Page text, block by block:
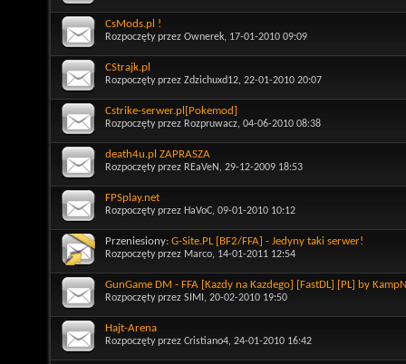
CsMods.pl !
Rozpoczęty przez Ownerek, 17-01-2010 09:09
CStrajk.pl
Rozpoczęty przez Zdzichuxd12, 22-01-2010 20:07
Cstrike-serwer.pl[Pokemod]
Rozpoczęty przez Rozpruwacz, 04-06-2010 08:38
death4u.pl ZAPRASZA
Rozpoczęty przez REaVeN , 29-12-2009 18:53
FPSplay.net
Rozpoczęty przez HaVoC, 09-01-2010 10:12
Przeniesiony: G-Site.PL [BF2/FFA] - Jedyny taki serwer!
Rozpoczęty przez Marco, 14-01-2011 12:54
GunGame DM - FFA [Kazdy na Kazdego] [FastDL] [PL] by
Rozpoczęty przez SIMI , 20-02-2010 19:50
Hajt-Arena
Rozpoczęty przez Cristiano4, 24-01-2010 16:42